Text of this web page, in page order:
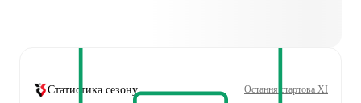
Статистика сезону Остання стартова XI